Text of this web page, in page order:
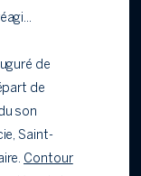
de
de
son
Saint-
Contour